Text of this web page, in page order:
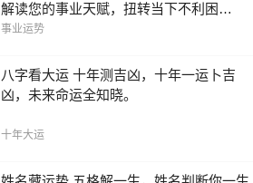
解读您的事业天赋，扭转当下不利困
局！！
事业运势
八字看大运 十年测吉凶，十年一运卜吉
凶，未来命运全知晓。
十年大运